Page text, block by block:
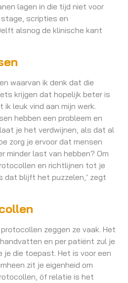
lagen in die tijd niet voor
scripties en
alsnog de klinische kant
waarvan ik denk dat die
krijgen dat hopelijk beter is
ik leuk vind aan mijn werk.
hebben een probleem en
je het verdwijnen, als dat al
zorg je ervoor dat mensen
minder last van hebben? Om
en richtlijnen tot je
dat blijft het puzzelen,’ zegt
zeggen ze vaak. Het
en per patiënt zul je
je die toepast. Het is voor een
zit je eigenheid om
óf relatie is het